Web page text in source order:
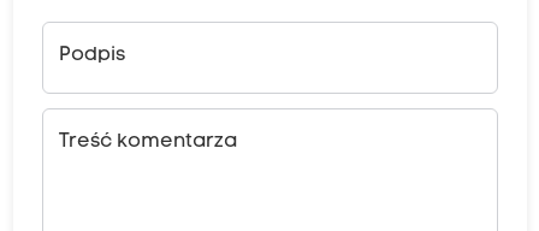
Podpis
Treść komentarza